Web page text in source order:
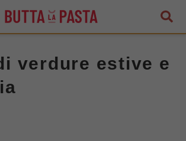
verdure estive e